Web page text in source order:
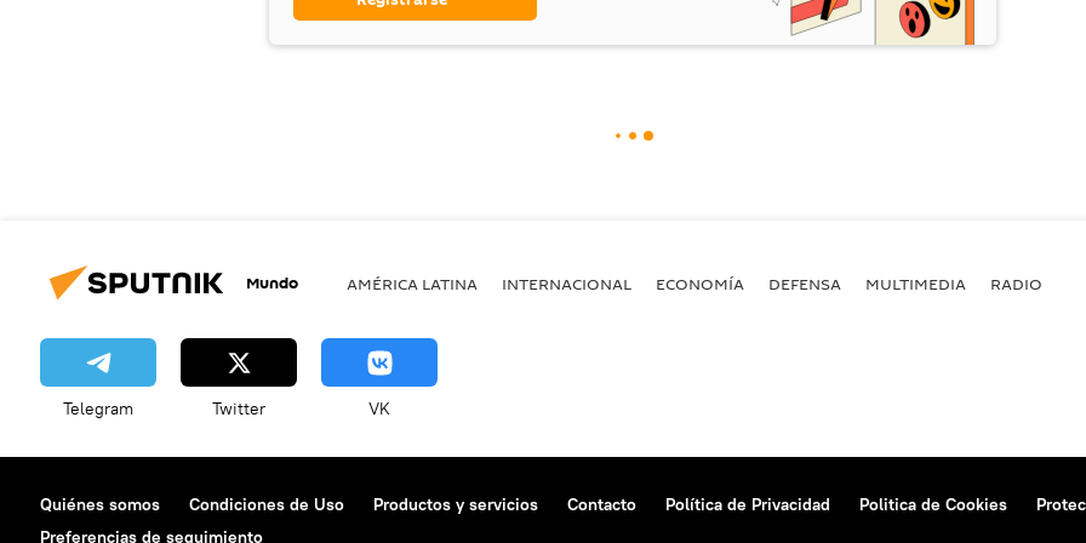
Mundo AMÉRICA LATINA INTERNACIONAL ECONOMÍA DEFENSA MULTIMEDIA RADIO
Telegram Twitter VK
Quiénes somos Condiciones de Uso Productos y servicios Contacto Política de Privacidad Politica de Cookies
Preferencias de seguimiento